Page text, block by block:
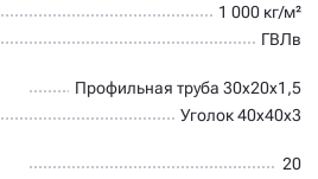
1 000 кг/м²
ГВЛв
Профильная труба 30х20х1,5
Уголок 40х40х3
20